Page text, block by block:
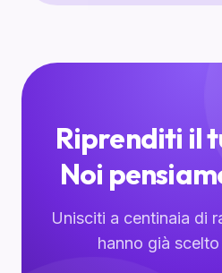
Riprenditi il
Noi
Unisciti a centinaia di
hanno già scelto